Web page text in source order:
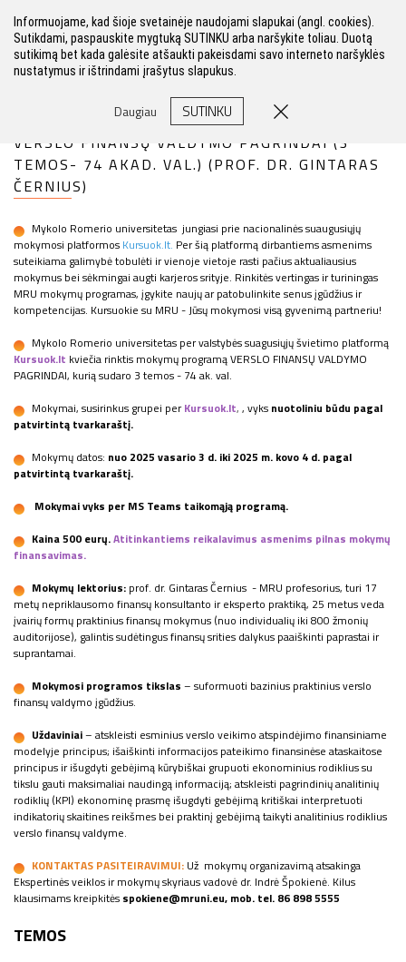
VERSLO FINANSŲ VALDYMO PAGRINDAI (3
TEMOS- 74 AKAD. VAL.) (PROF. DR. GINTARAS
ČERNIUS)
Mykolo Romerio universitetas jungiasi prie nacionalinės suaugusiųjų
mokymosi platformos Kursuok.lt. Per šią platformą dirbantiems asmenims
suteikiama galimybė tobulėti ir vienoje vietoje rasti pačius aktualiausius
mokymus bei sėkmingai augti karjeros srityje. Rinkitės vertingas ir turiningas
MRU mokymų programas, įgykite naujų ar patobulinkite senus įgūdžius ir
kompetencijas. Kursuokie su MRU - Jūsų mokymosi visą gyvenimą partneriu!
Mykolo Romerio universitetas per valstybės suagusiųjų švietimo platformą
Kursuok.lt kviečia rinktis mokymų programą VERSLO FINANSŲ VALDYMO
PAGRINDAI, kurią sudaro 3 temos - 74 ak. val.
Mokymai, susirinkus grupei perKursuok.lt, , vyks nuotoliniu būdu pagal
patvirtintą tvarkaraštį.
Mokymų datos: nuo 2025 vasario 3 d. iki 2025 m. kovo 4 d. pagal
patvirtintą tvarkaraštį.
Mokymai vyks per MS Teams taikomąją programą.
Kaina 500 eurų.Atitinkantiems reikalavimus asmenims pilnas mokymų
finansavimas.
Mokymų lektorius: prof. dr. Gintaras Černius - MRU profesorius, turi 17
metų nepriklausomo finansų konsultanto ir eksperto praktiką, 25 metus veda
įvairių formų praktinius finansų mokymus (nuo individualių iki 800 žmonių
auditorijose), galintis sudėtingus finansų srities dalykus paaiškinti paprastai ir
suprantamai.
Mokymosi programos tikslas – suformuoti bazinius praktinius verslo
finansų valdymo įgūdžius.
Uždaviniai– atskleisti esminius verslo veikimo atspindėjimo finansiniame
modelyje principus; išaiškinti informacijos pateikimo finansinėse ataskaitose
principus ir išugdyti gebėjimą kūrybiškai grupuoti ekonominius rodiklius su
tikslu gauti maksimaliai naudingą informaciją; atskleisti pagrindinių analitinių
rodiklių (KPI) ekonominę prasmę išugdyti gebėjimą kritiškai interpretuoti
indikatorių skaitines reikšmes bei praktinį gebėjimą taikyti analitinius rodiklius
verslo finansų valdyme.
KONTAKTAS PASITEIRAVIMUI: Už mokymų organizavimą atsakinga
Ekspertinės veiklos ir mokymų skyriaus vadovė dr. Indrė Špokienė. Kilus
klausimams kreipkitės spokiene@mruni.eu, mob. tel. 86 898 5555
TEMOS
Informuojame, kad šioje svetainėje naudojami slapukai (angl. cookies).
Sutikdami, paspauskite mygtuką SUTINKU arba naršykite toliau. Duotą
sutikimą bet kada galėsite atšaukti pakeisdami savo interneto naršyklės
nustatymus ir ištrindami įrašytus slapukus.
Daugiau SUTINKU